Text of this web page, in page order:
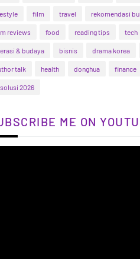
film travel rekomendasi
reviews food reading tips tech
& budaya bisnis drama korea
talk health donghua finance
2026
ME ON